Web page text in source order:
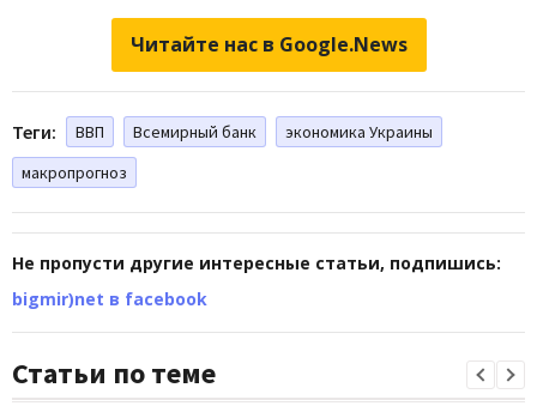
Читайте нас в Google.News
Теги: ВВП Всемирный банк
экономика Украины
макропрогноз
Не пропусти другие интересные статьи, подпишись:
bigmir)net в facebook
Статьи по теме